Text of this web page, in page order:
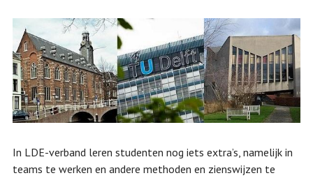
In LDE-verband leren studenten nog iets extra’s, namelijk in
teams te werken en andere methoden en zienswijzen te